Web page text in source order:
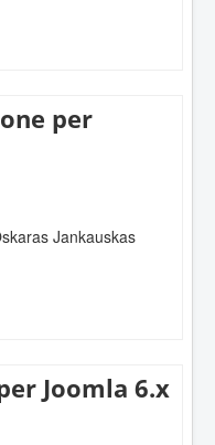
per
Jankauskas
Joomla 6.x